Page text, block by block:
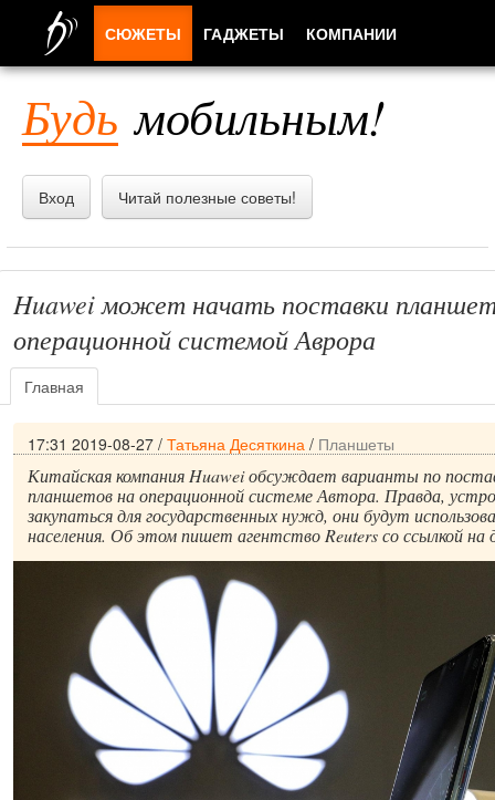
Будь мобильным!
Вход Читай полезные советы!
Huawei может начать поставки
операционной системой Аврора
Главная
17:31 2019-08-27 / Татьяна Десяткина / Планшеты
Китайская компания Huawei обсуждает варианты по
планшетов на операционной системе Автора. Правда,
закупаться для государственных нужд, они будут
населения. Об этом пишет агентство Reuters со ссылкой на
СЮЖЕТЫ ГАДЖЕТЫ КОМПАНИИ
ПРИЛОЖЕНИЯ